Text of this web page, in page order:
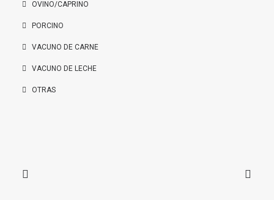
OVINO/CAPRINO
PORCINO
VACUNO DE CARNE
VACUNO DE LECHE
OTRAS